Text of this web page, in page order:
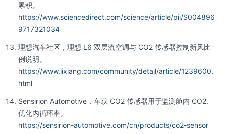
累积。
https://www.sciencedirect.com/science/article/pii/S004896
9717321034
理想汽车社区，理想 L6 双层流空调与 CO2 传感器控制新风比
例说明。
https://www.lixiang.com/community/detail/article/1239600.
html
Sensirion Automotive，车载 CO2 传感器用于监测舱内 CO2、
优化内循环率。
https://sensirion-automotive.com/cn/products/co2-sensor